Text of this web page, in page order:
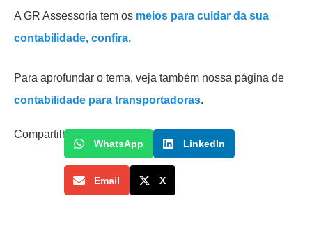
A GR Assessoria tem os meios para cuidar da sua
contabilidade, confira.
Para aprofundar o tema, veja também nossa página de
contabilidade para transportadoras.
Compartilhe
WhatsApp LinkedIn
Email X